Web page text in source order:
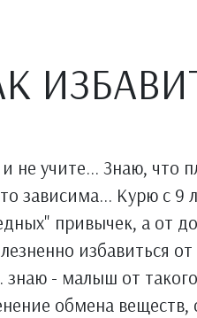
не учите... Знаю, что
зависима... Курю с 9
привычек, а от
избавиться
знаю - малыш от
обмена веществ,